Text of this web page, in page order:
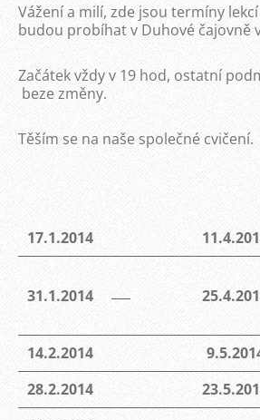
Vážení a milí, zde jsou termíny
budou probíhat v Duhové čajovně
Začátek vždy v 19 hod, ostatní
beze změny.
Těším se na naše společné cvičení.
17.1.2014
31.1.2014
14.2.2014
28.2.2014